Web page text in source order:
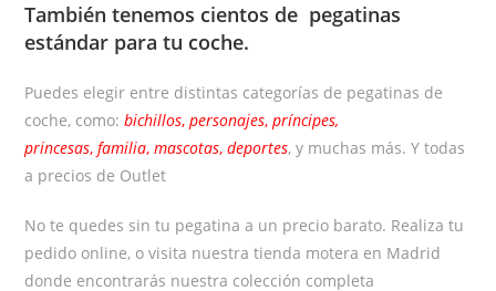
También tenemos cientos de pegatinas
estándar para tu coche.
Puedes elegir entre distintas categorías de pegatinas de
coche, como:bichillos,personajes,príncipes,
princesas,familia,mascotas,deportes, y muchas más. Y todas
a precios de Outlet
No te quedes sin tu pegatina a un precio barato. Realiza tu
pedido online, o visita nuestra tienda motera en Madrid
donde encontrarás nuestra colección completa